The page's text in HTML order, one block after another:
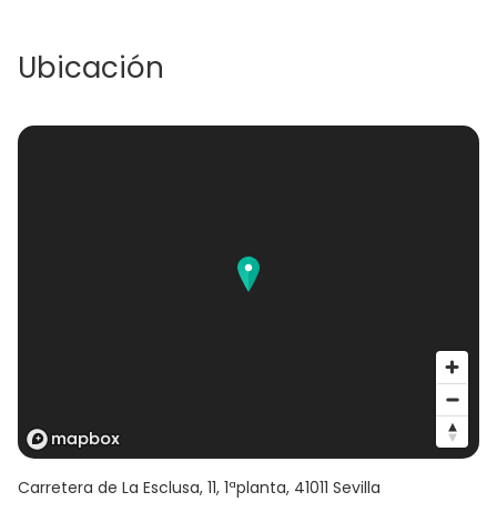
Ubicación
Carretera de La Esclusa, 11, 1ªplanta, 41011 Sevilla